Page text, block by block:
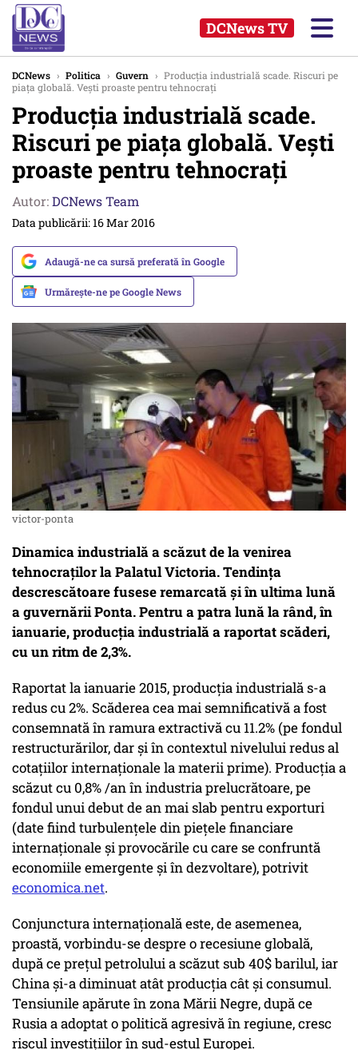
DCNews TV
DCNews › Politica › Guvern › Producția industrială scade. Riscuri pe
piața globală. Vești proaste pentru tehnocrați
Producția industrială scade.
Riscuri pe piața globală. Vești
proaste pentru tehnocrați
Autor:DCNews Team
Data publicării: 16 Mar 2016
Adaugă-ne ca sursă preferată în Google
Urmărește-ne pe Google News
victor-ponta
Dinamica industrială a scăzut de la venirea
tehnocraților la Palatul Victoria. Tendința
descrescătoare fusese remarcată și în ultima lună
a guvernării Ponta. Pentru a patra lună la rând, în
ianuarie, producția industrială a raportat scăderi,
cu un ritm de 2,3%.
Raportat la ianuarie 2015, producția industrială s-a
redus cu 2%. Scăderea cea mai semnificativă a fost
consemnată în ramura extractivă cu 11.2% (pe fondul
restructurărilor, dar și în contextul nivelului redus al
cotațiilor internaționale la materii prime). Producția a
scăzut cu 0,8% /an în industria prelucrătoare, pe
fondul unui debut de an mai slab pentru exporturi
(date fiind turbulențele din piețele financiare
internaționale și provocările cu care se confruntă
economiile emergente și în dezvoltare), potrivit
economica.net.
Conjunctura internațională este, de asemenea,
proastă, vorbindu-se despre o recesiune globală,
după ce prețul petrolului a scăzut sub 40$ barilul, iar
China și-a diminuat atât producția cât și consumul.
Tensiunile apărute în zona Mării Negre, după ce
Rusia a adoptat o politică agresivă în regiune, cresc
riscul investițiilor în sud-estul Europei.